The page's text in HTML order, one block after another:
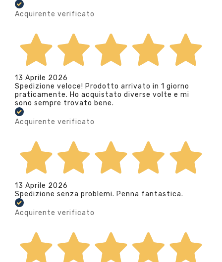
Acquirente verificato
13 Aprile 2026
Spedizione veloce! Prodotto arrivato in 1 giorno
praticamente. Ho acquistato diverse volte e mi
sono sempre trovato bene.
Acquirente verificato
13 Aprile 2026
Spedizione senza problemi. Penna fantastica.
Acquirente verificato